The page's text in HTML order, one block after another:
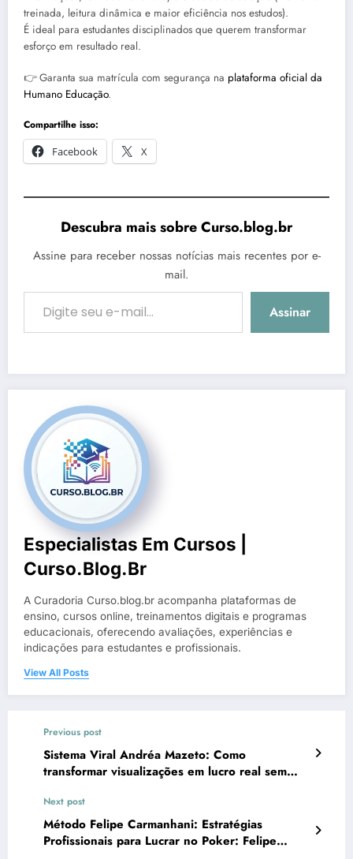
treinada, leitura dinâmica e maior eficiência nos estudos).
É ideal para estudantes disciplinados que querem transformar
esforço em resultado real.
👉 Garanta sua matrícula com segurança na plataforma oficial da
Humano Educação.
Compartilhe isso:
Facebook
X
Descubra mais sobre Curso.blog.br
Assine para receber nossas notícias mais recentes por e-
mail.
Digite seu e-mail…
Assinar
Especialistas Em Cursos |
Curso.blog.br
A Curadoria Curso.blog.br acompanha plataformas de
ensino, cursos online, treinamentos digitais e programas
educacionais, oferecendo avaliações, experiências e
indicações para estudantes e profissionais.
View All Posts
Previous post
Sistema Viral Andréa Mazeto: Como
transformar visualizações em lucro real sem
Next post
Método Felipe Carmanhani: Estratégias
Profissionais para Lucrar no Poker: Felipe